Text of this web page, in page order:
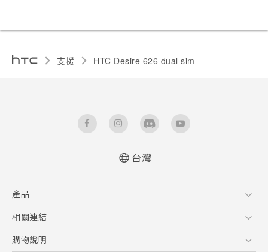
支援 HTC Desire 626 dual sim‎
台灣
產品
5G
智慧型手機
相關連結
HTC Research
購物說明